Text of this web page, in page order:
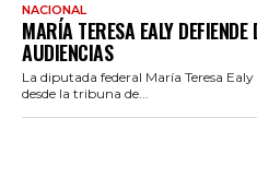
NACIONAL
MARÍA TERESA EALY DEFIENDE
AUDIENCIAS
La diputada federal María Teresa
desde la tribuna de...